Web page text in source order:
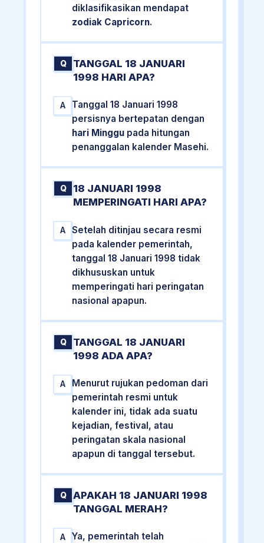
diklasifikasikan mendapat
zodiak Capricorn.
Q
TANGGAL 18 JANUARI
1998 HARI APA?
A
Tanggal 18 Januari 1998
persisnya bertepatan dengan
hari Minggu pada hitungan
penanggalan kalender Masehi.
Q
18 JANUARI 1998
MEMPERINGATI HARI APA?
A
Setelah ditinjau secara resmi
pada kalender pemerintah,
tanggal 18 Januari 1998 tidak
dikhususkan untuk
memperingati hari peringatan
nasional apapun.
Q
TANGGAL 18 JANUARI
1998 ADA APA?
A
Menurut rujukan pedoman dari
pemerintah resmi untuk
kalender ini, tidak ada suatu
kejadian, festival, atau
peringatan skala nasional
apapun di tanggal tersebut.
Q
APAKAH 18 JANUARI 1998
TANGGAL MERAH?
A
Ya, pemerintah telah